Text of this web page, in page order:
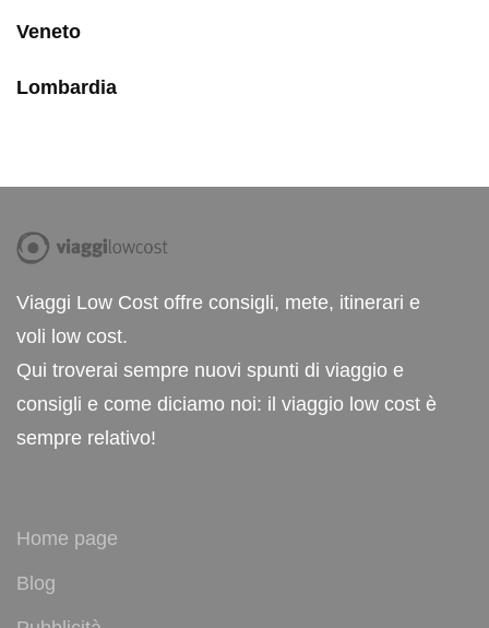
Veneto
Lombardia
Viaggi Low Cost offre consigli, mete, itinerari e
voli low cost.
Qui troverai sempre nuovi spunti di viaggio e
consigli e come diciamo noi: il viaggio low cost è
sempre relativo!
Home page
Blog